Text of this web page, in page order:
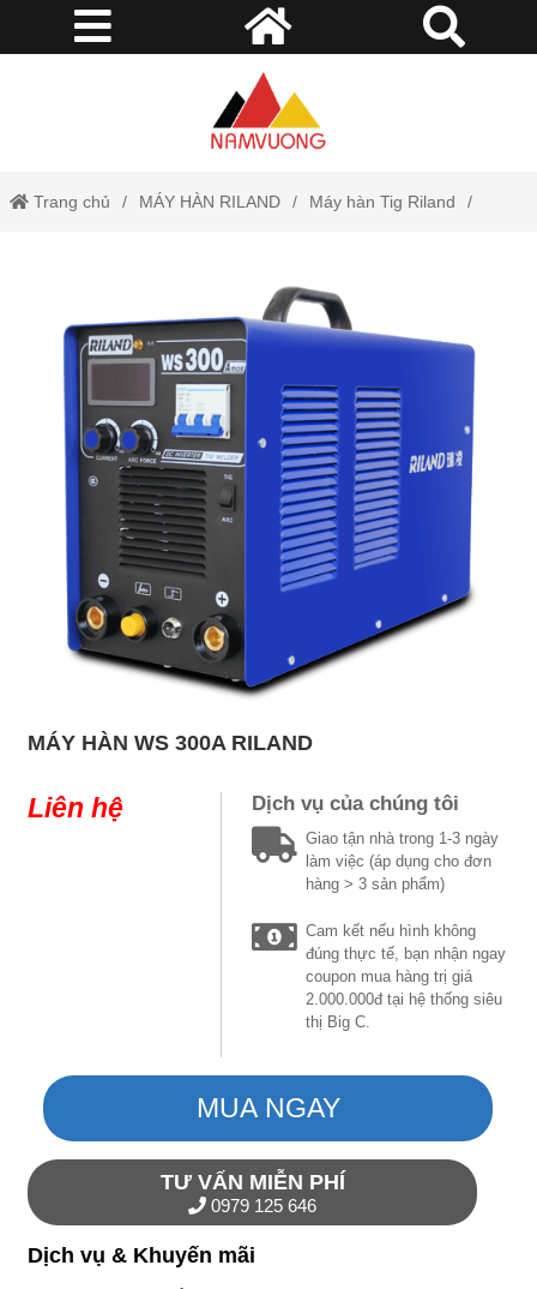
Trang chủ MÁY HÀN RILAND Máy hàn Tig Riland
MÁY HÀN WS 300A RILAND
Liên hệ Dịch vụ của chúng tôi
Giao tận nhà trong 1-3 ngày
làm việc (áp dụng cho đơn
hàng > 3 sản phẩm)
Cam kết nếu hình không
đúng thực tế, bạn nhận ngay
coupon mua hàng trị giá
2.000.000đ tại hệ thống siêu
thị Big C.
MUA NGAY
TƯ VẤN MIỄN PHÍ
0979 125 646
Dịch vụ & Khuyến mãi